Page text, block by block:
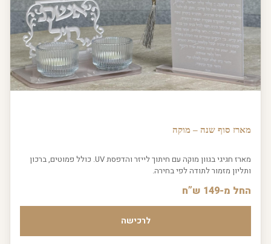
מארז סוף שנה – מוקה
מארז חגיגי בגוון מוקה עם חיתוך לייזר והדפסת UV. כולל פמוטים, ברכון
ותליון מזמור לתודה לפי בחירה.
החל מ-149 ש”ח
לרכישה